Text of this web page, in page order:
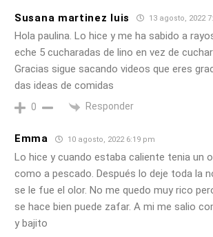
Susana martinez luis 13 agosto, 2022
Hola paulina. Lo hice y me ha sabido a
eche 5 cucharadas de lino en vez de
Gracias sigue sacando videos que eres
das ideas de comidas
0 Responder
Emma 10 agosto, 2022 6:19 pm
Lo hice y cuando estaba caliente tenia un
como a pescado. Después lo deje toda la
se le fue el olor. No me quedo muy rico
se hace bien puede zafar. A mi me salio
y bajito